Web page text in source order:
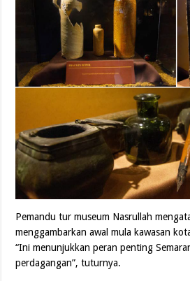
Pemandu tur museum Nasrullah
menggambarkan awal mula kawasan
“Ini menunjukkan peran penting
perdagangan”, tuturnya.